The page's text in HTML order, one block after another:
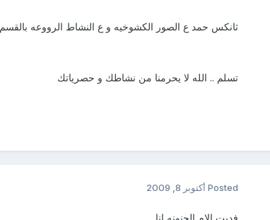
ثانكس حمد ع الصور الكشوخيه و ع النشاط الرووعه بالقسم
تسلم .. الله لا يحرمنا من نشاطك و حصرياتك
Posted أكتوبر 8, 2009